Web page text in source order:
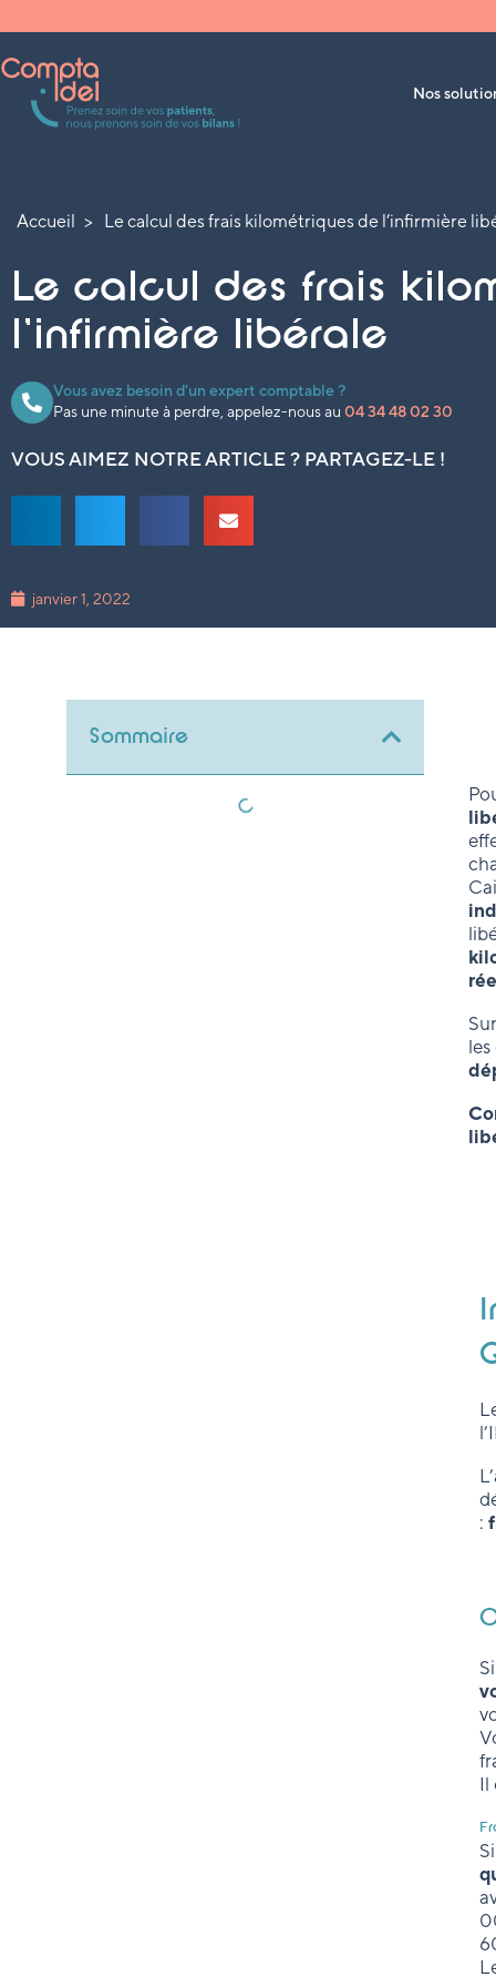
Nos
Accueil Le calcul des frais kilométriques de l’infirmière
Le calcul des frais
l’infirmière libérale
Vous avez besoin d'un expert comptable ?
Pas une minute à perdre, appelez-nous au 04 34 48 02 30
VOUS AIMEZ NOTRE ARTICLE ? PARTAGEZ-LE !
janvier 1, 2022
Sommaire
:
Il